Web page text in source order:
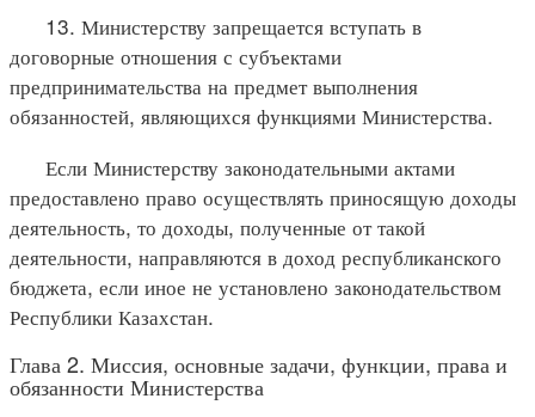
13. Министерству запрещается вступать в
договорные отношения с субъектами
предпринимательства на предмет выполнения
обязанностей, являющихся функциями Министерства.
Если Министерству законодательными актами
предоставлено право осуществлять приносящую доходы
деятельность, то доходы, полученные от такой
деятельности, направляются в доход республиканского
бюджета, если иное не установлено законодательством
Республики Казахстан.
Глава 2. Миссия, основные задачи, функции, права и
обязанности Министерства